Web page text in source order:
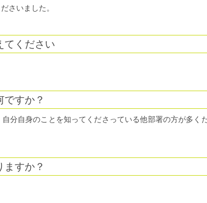
さいました。
てください
ですか？
分自身のことを知ってくださっている他部署の方が多く
ますか？